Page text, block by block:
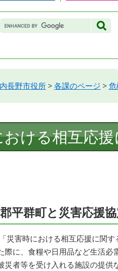
Google
カ
検
長野市役所>各課のページ >
ける相互応
平群町と災害応援
災害時における相互応援に関
際に、食糧や日用品など生活
災者等を受け入れる施設の提供